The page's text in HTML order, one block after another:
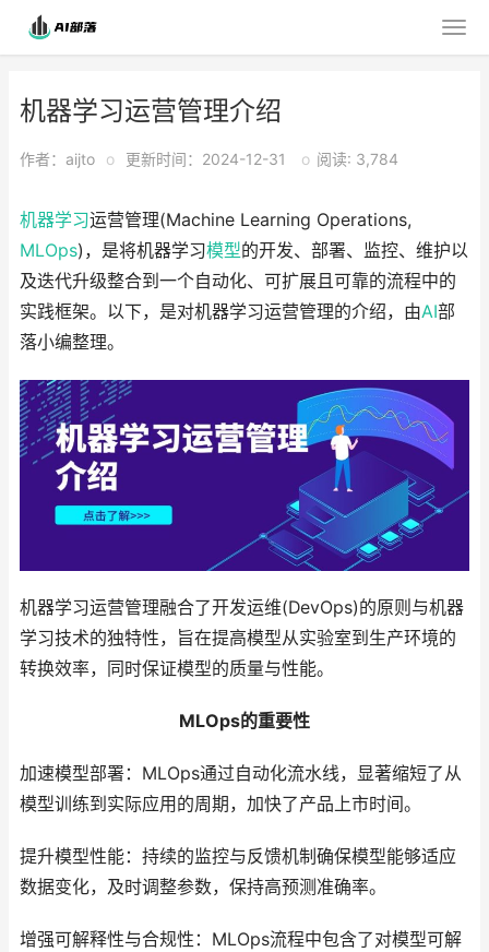
机器学习运营管理介绍
作者：aijto o 更新时间：2024-12-31 o 阅读: 3,784
机器学习运营管理(Machine Learning Operations,
MLOps)，是将机器学习模型的开发、部署、监控、维护以
及迭代升级整合到一个自动化、可扩展且可靠的流程中的
实践框架。以下，是对机器学习运营管理的介绍，由AI部
落小编整理。
机器学习运营管理融合了开发运维(DevOps)的原则与机器
学习技术的独特性，旨在提高模型从实验室到生产环境的
转换效率，同时保证模型的质量与性能。
MLOps的重要性
加速模型部署：MLOps通过自动化流水线，显著缩短了从
模型训练到实际应用的周期，加快了产品上市时间。
提升模型性能：持续的监控与反馈机制确保模型能够适应
数据变化，及时调整参数，保持高预测准确率。
增强可解释性与合规性：MLOps流程中包含了对模型可解